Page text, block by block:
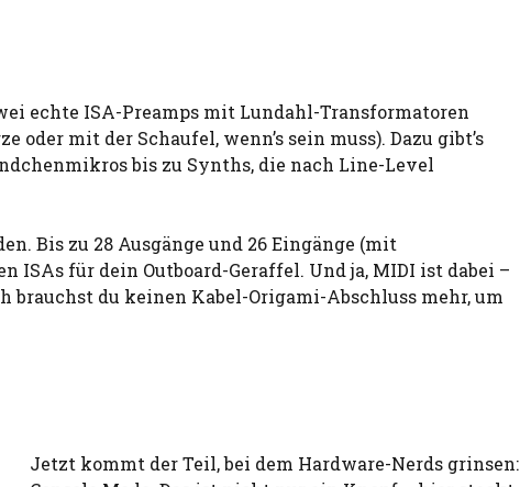
echte ISA-Preamps mit Lundahl-Transformatoren
mit der Schaufel, wenn’s sein muss). Dazu gibt’s
bis zu Synths, die nach Line-Level
Bis zu 28 Ausgänge und 26 Eingänge (mit
ISAs für dein Outboard-Geraffel. Und ja, MIDI ist dabei –
du keinen Kabel-Origami-Abschluss mehr, um
Jetzt kommt der Teil, bei dem Hardware-Nerds grinsen: